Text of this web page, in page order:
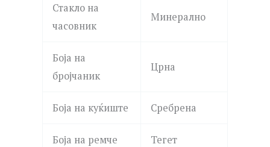
Стакло на
часовник
Минерално
Боја на
бројчаник
Црна
Боја на куќиште Сребрена
Боја на ремче Тегет